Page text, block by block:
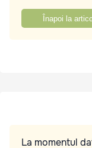
Înapoi la
La momentul